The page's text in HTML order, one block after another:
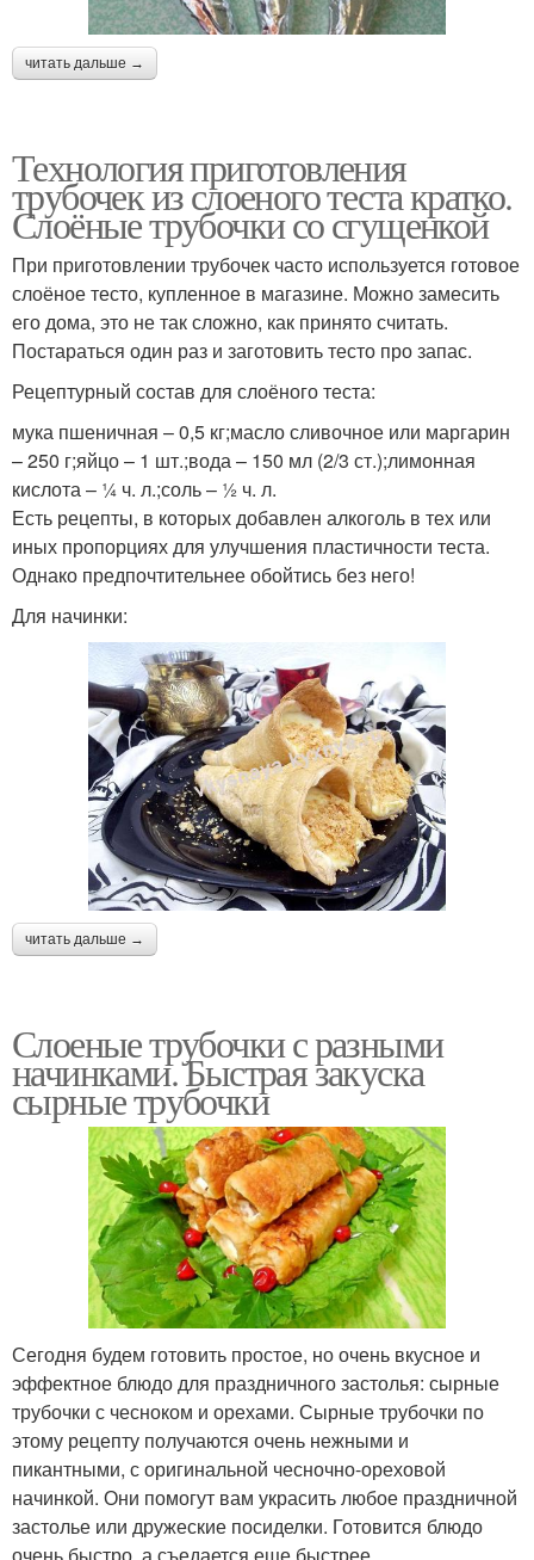
читать дальше →
Технология приготовления
трубочек из слоеного теста кратко.
Слоёные трубочки со сгущенкой
При приготовлении трубочек часто используется готовое
слоёное тесто, купленное в магазине. Можно замесить
его дома, это не так сложно, как принято считать.
Постараться один раз и заготовить тесто про запас.
Рецептурный состав для слоёного теста:
мука пшеничная – 0,5 кг;масло сливочное или маргарин
– 250 г;яйцо – 1 шт.;вода – 150 мл (2/3 ст.);лимонная
кислота – ¼ ч. л.;соль – ½ ч. л.
Есть рецепты, в которых добавлен алкоголь в тех или
иных пропорциях для улучшения пластичности теста.
Однако предпочтительнее обойтись без него!
Для начинки:
читать дальше →
Слоеные трубочки с разными
начинками. Быстрая закуска
сырные трубочки
Сегодня будем готовить простое, но очень вкусное и
эффектное блюдо для праздничного застолья: сырные
трубочки с чесноком и орехами. Сырные трубочки по
этому рецепту получаются очень нежными и
пикантными, с оригинальной чесночно-ореховой
начинкой. Они помогут вам украсить любое праздничной
застолье или дружеские посиделки. Готовится блюдо
очень быстро, а съедается еще быстрее.